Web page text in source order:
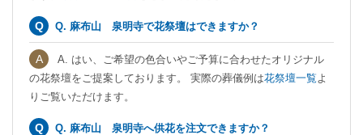
Q. 麻布山 泉明寺で花祭壇はできますか？
A. はい、ご希望の色合いやご予算に合わせたオリジナル
の花祭壇をご提案しております。 実際の葬儀例は花祭壇一覧 よ
りご覧いただけます。
Q. 麻布山 泉明寺へ供花を注文できますか？